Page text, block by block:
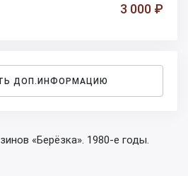
3 000 ₽
ДОП.ИНФОРМАЦИЮ
«Берёзка». 1980-е годы.